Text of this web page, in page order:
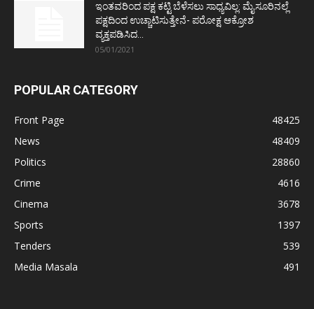
ಇಂತವರಿಂದ ಪಕ್ಷ ಕಟ್ಟಿ ಬೆಳೆಸಲು ಸಾಧ್ಯವಿಲ್ಲ: ಮೈಸೂರಿನಲ್ಲೆ
ಪಕ್ಷದಿಂದ ಉಚ್ಚಾಟಿಸುತ್ತೇನೆ- ಪರೋಕ್ಷ ಆಕ್ರೋಶ
ವ್ಯಕ್ತಪಡಿಸಿದ...
05/01/2021
POPULAR CATEGORY
Front Page
48425
News
48409
Politics
28860
Crime
4616
Cinema
3678
Sports
1397
Tenders
539
Media Masala
491